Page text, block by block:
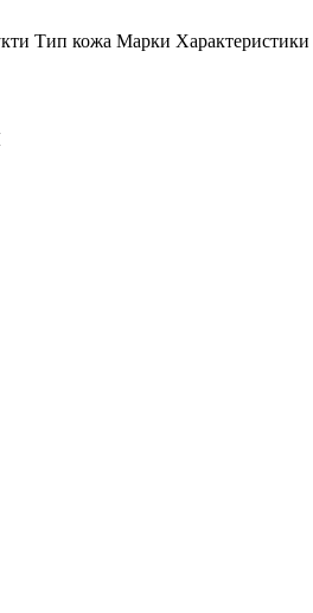
Тип кожа Марки Характеристики